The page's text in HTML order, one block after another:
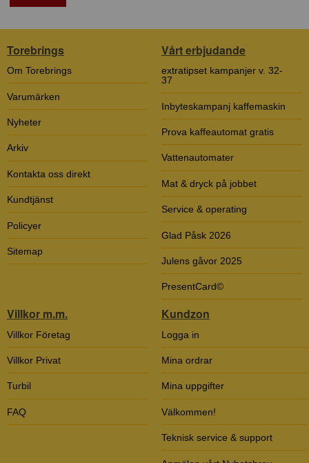
Torebrings
Om Torebrings
Varumärken
Nyheter
Arkiv
Kontakta oss direkt
Kundtjänst
Policyer
Sitemap
Vårt erbjudande
extratipset kampanjer v. 32-
37
Inbyteskampanj kaffemaskin
Prova kaffeautomat gratis
Vattenautomater
Mat & dryck på jobbet
Service & operating
Glad Påsk 2026
Julens gåvor 2025
PresentCard©
Villkor m.m.
Villkor Företag
Villkor Privat
Turbil
FAQ
Kundzon
Logga in
Mina ordrar
Mina uppgifter
Välkommen!
Teknisk service & support